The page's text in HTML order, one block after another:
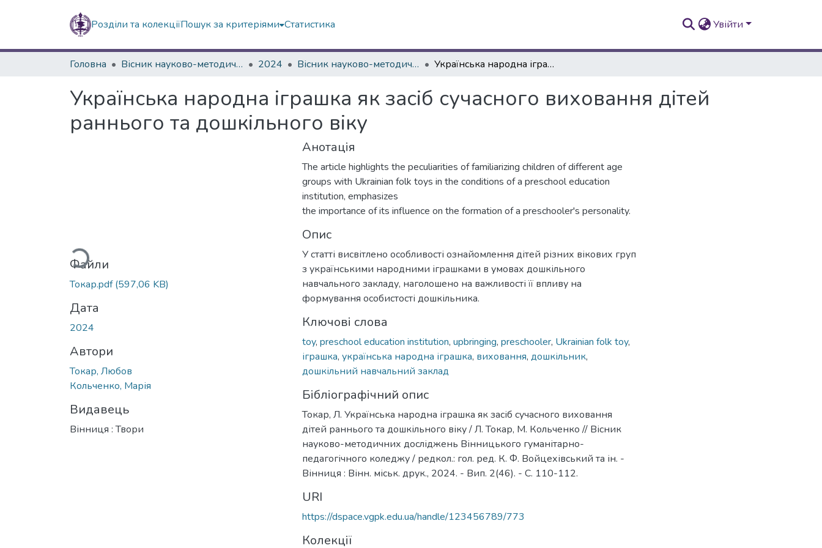
Розділи та колекціїПошук за критеріями Статистика Увійти
Головна Вісник науково-методичних досліджень ВГПК 2024 Вісник науково-методичних досліджень ВГПК № 2 (46) Українська народна іграшка як засіб сучасного виховання дітей раннього та дошкільного віку
Українська народна іграшка як засіб сучасного виховання дітей
раннього та дошкільного віку
Вантажиться...
Файли
Токар.pdf(597,06 KB)
Дата
2024
Автори
Токар, Любов
Кольченко, Марія
Видавець
Вінниця : Твори
Анотація
The article highlights the peculiarities of familiarizing children of different age
groups with Ukrainian folk toys in the conditions of a preschool education
institution, emphasizes
the importance of its influence on the formation of a preschooler's personality.
Опис
У статті висвітлено особливості ознайомлення дітей різних вікових груп
з українськими народними іграшками в умовах дошкільного
навчального закладу, наголошено на важливості її впливу на
формування особистості дошкільника.
Ключові слова
toy, preschool education institution, upbringing, preschooler, Ukrainian folk toy,
іграшка, українська народна іграшка, виховання, дошкільник,
дошкільний навчальний заклад
Бібліографічний опис
Токар, Л. Українська народна іграшка як засіб сучасного виховання
дітей раннього та дошкільного віку / Л. Токар, М. Кольченко // Вісник
науково-методичних досліджень Вінницького гуманітарно-
педагогічного коледжу / редкол.: гол. ред. К. Ф. Войцехівський та ін. -
Вінниця : Вінн. міськ. друк., 2024. - Вип. 2(46). - С. 110-112.
URI
https://dspace.vgpk.edu.ua/handle/123456789/773
Колекції